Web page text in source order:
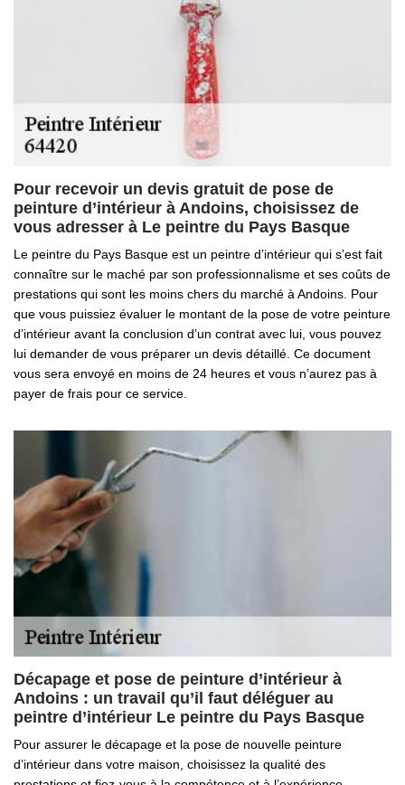
Pour recevoir un devis gratuit de pose de
peinture d’intérieur à Andoins, choisissez de
vous adresser à Le peintre du Pays Basque
Le peintre du Pays Basque est un peintre d’intérieur qui s’est fait
connaître sur le maché par son professionnalisme et ses coûts de
prestations qui sont les moins chers du marché à Andoins. Pour
que vous puissiez évaluer le montant de la pose de votre peinture
d’intérieur avant la conclusion d’un contrat avec lui, vous pouvez
lui demander de vous préparer un devis détaillé. Ce document
vous sera envoyé en moins de 24 heures et vous n’aurez pas à
payer de frais pour ce service.
Décapage et pose de peinture d’intérieur à
Andoins : un travail qu’il faut déléguer au
peintre d’intérieur Le peintre du Pays Basque
Pour assurer le décapage et la pose de nouvelle peinture
d’intérieur dans votre maison, choisissez la qualité des